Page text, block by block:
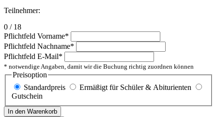
Teilnehmer:
0 / 18
Pflichtfeld Vorname*
Pflichtfeld Nachname*
Pflichtfeld E-Mail*
* notwendige Angaben, damit wir die Buchung richtig zuordnen können
Preisoption
Standardpreis
Ermäßigt für Schüler & Abiturienten
Gutschein